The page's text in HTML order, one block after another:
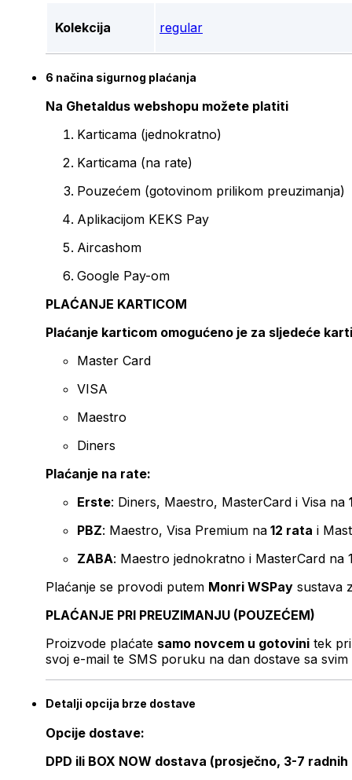
Kolekcija regular
6 načina sigurnog plaćanja
Na Ghetaldus webshopu možete platiti
Karticama (jednokratno)
Karticama (na rate)
Pouzećem (gotovinom prilikom preuzimanja)
Aplikacijom KEKS Pay
Aircashom
Google Pay-om
PLAĆANJE KARTICOM
Plaćanje karticom omogućeno je za sljedeće
Master Card
VISA
Maestro
Diners
Plaćanje na rate:
Erste: Diners, Maestro, MasterCard i Visa na
PBZ: Maestro, Visa Premium na 12 rata i
ZABA: Maestro jednokratno i MasterCard na
Plaćanje se provodi putem Monri WSPay sustava
PLAĆANJE PRI PREUZIMANJU (POUZEĆEM)
Proizvode plaćate samo novcem u gotovini tek
svoj e-mail te SMS poruku na dan dostave sa svim
Detalji opcija brze dostave
Opcije dostave:
DPD ili BOX NOW dostava (prosječno, 3-7 radnih